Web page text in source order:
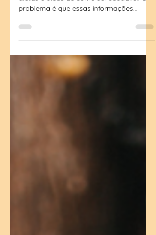
O que mais vemos nas redes sociais são
problema é que essas informações
chegam até nós sem passar...